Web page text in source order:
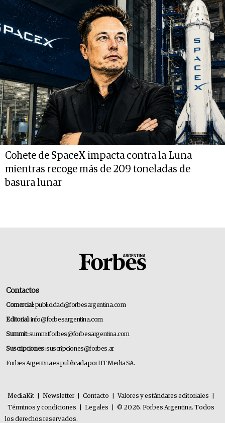
Cohete de SpaceX impacta contra la Luna
mientras recoge más de 209 toneladas de
basura lunar
Contactos
Comercial:publicidad@forbesargentina.com
Editorial:info@forbesargentina.com
Summit:summitforbes@forbesargentina.com
Suscripciones:suscripciones@forbes.ar
Forbes Argentina es publicada por HT Media SA.
MediaKit Newsletter Contacto Valores y estándares editoriales
Términos y condiciones
Legales
© 2026. Forbes Argentina. Todos
los derechos reservados.